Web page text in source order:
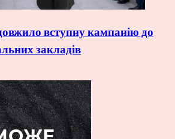
вступну кампанію до
закладів